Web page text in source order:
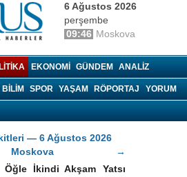
6 Ağustos 2026
perşembe
09:46 Moskova
EKONOMI GÜNDEM ANALIZ
BILIM SPOR YAŞAM RÖPORTAJ YORUM
— 6 Ağustos 2026
Moskova
→
Öğle İkindi Akşam
Yatsı